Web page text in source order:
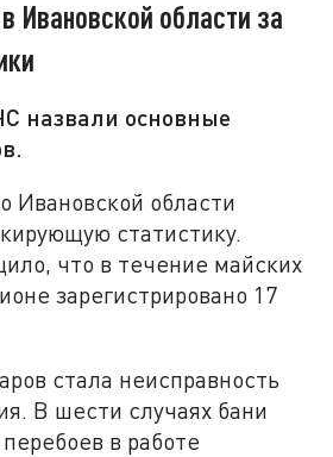
Ивановской области за
назвали основные
Ивановской области
статистику.
что в течение майских
зарегистрировано 17
стала неисправность
В шести случаях бани
в работе